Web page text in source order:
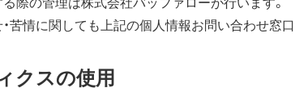
苦情に関しても上記の個人情報お問い合わせ窓
クスの使用